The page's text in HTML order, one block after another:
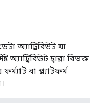
অ্যাট্রিবিউট যা
অ্যাট্রিবিউট দ্বারা বিভক্ত
বা প্ল্যাটফর্ম